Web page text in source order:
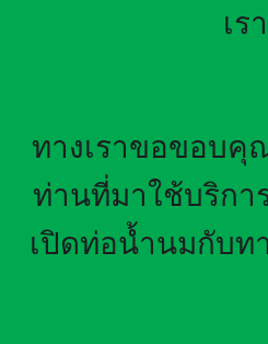
เรา
ทางเราขอขอบ
ท่านที่มาใช้บริกา
เปิดท่อน้ำนมกับท